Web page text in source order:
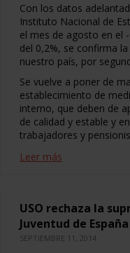
Con los datos
Instituto Nacional de
el mes de agosto en el
del 0,2%, se confirma
nuestro país, por
Se vuelve a poner de
establecimiento de
interno, que deben de
de calidad y estable y
trabajadores y
Leer más
USO rechaza la
Juventud de España
SEPTIEMBRE 11, 2014